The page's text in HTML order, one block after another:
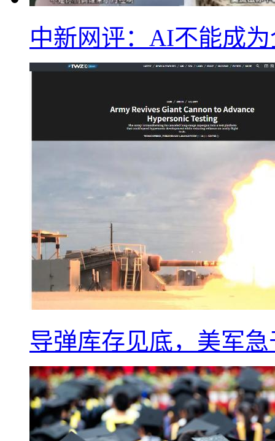
中新网评：AI不能成
导弹库存见底，美军